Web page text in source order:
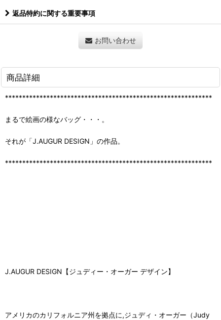
返品特約に関する重要事項
お問い合わせ
商品詳細
************************************************************
まるで絵画の様なバッグ・・・。
それが「J.AUGUR DESIGN」の作品。
************************************************************
J.AUGUR DESIGN【ジュディー・オーガー デザイン】
アメリカのカリフォルニア州を拠点に,ジュディ・オーガー（Judy